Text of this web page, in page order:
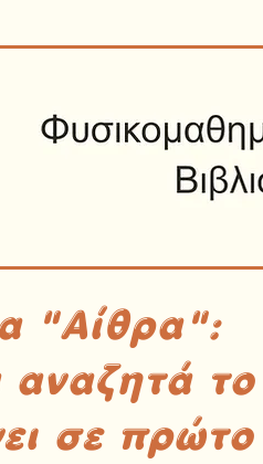
"Αίθρα":
αναζητά
σε